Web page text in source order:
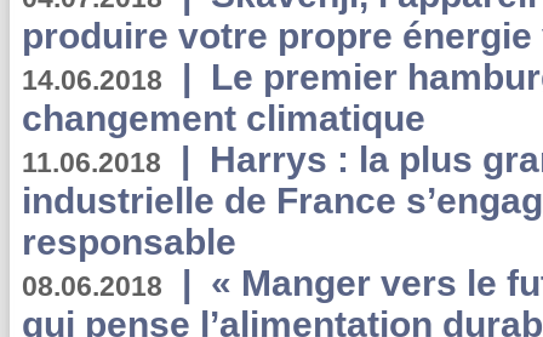
produire votre propre
14.06.2018 | Le premier
changement climatique
11.06.2018 | Harrys : la plus
industrielle de France
responsable
08.06.2018 | « Manger vers le
qui pense l’alimentation